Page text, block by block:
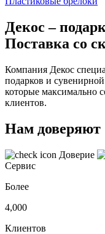
Декос –
Поставка со
Компания Декос
подарков и
которые максимально
клиентов.
Нам доверяют
Доверие
Сервис
Более
4,000
Клиентов